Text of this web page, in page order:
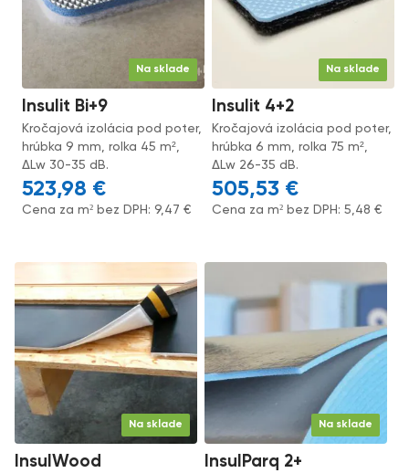
Na sklade
Insulit Bi+9
Kročajová izolácia pod poter,
hrúbka 9 mm, rolka 45 m²,
ΔLw 30-35 dB.
523,98 €
Cena za m² bez DPH:9,47€
Na sklade
Insulit 4+2
Kročajová izolácia pod poter,
hrúbka 6 mm, rolka 75 m²,
ΔLw 26-35 dB.
505,53 €
Cena za m² bez DPH:5,48€
Na sklade
InsulWood
Na sklade
InsulParq 2+